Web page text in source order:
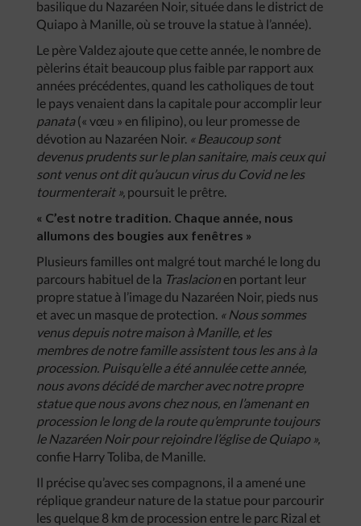
basilique du Nazaréen Noir, située dans le district de
Quiapo à Manille, où se trouve la statue à l’année).
Le père Valdez ajoute que cette année, le nombre de
pèlerins était beaucoup plus faible par rapport aux
années précédentes, quand les catholiques de tout
le pays venaient dans la capitale pour accomplir leur
panata(« vœu » en filipino), ou leur promesse de
dévotion au Nazaréen Noir. « Beaucoup sont
devenus prudents sur le plan sanitaire, mais ceux qui
sont venus ont dit qu’aucun virus du Covid ne les
tourmenterait », poursuit le prêtre.
« C’est notre tradition. Chaque année, nous
allumons des bougies aux fenêtres »
Plusieurs familles ont malgré tout marché le long du
parcours habituel de la Traslacion en portant leur
propre statue à l’image du Nazaréen Noir, pieds nus
et avec un masque de protection. « Nous sommes
venus depuis notre maison à Manille, et les
membres de notre famille assistent tous les ans à la
procession. Puisqu’elle a été annulée cette année,
nous avons décidé de marcher avec notre propre
statue que nous avons chez nous, en l’amenant en
procession le long de la route qu’emprunte toujours
le Nazaréen Noir pour rejoindre l’église de Quiapo »,
confie Harry Toliba, de Manille.
Il précise qu’avec ses compagnons, il a amené une
réplique grandeur nature de la statue pour parcourir
les quelque 8 km de procession entre le parc Rizal et